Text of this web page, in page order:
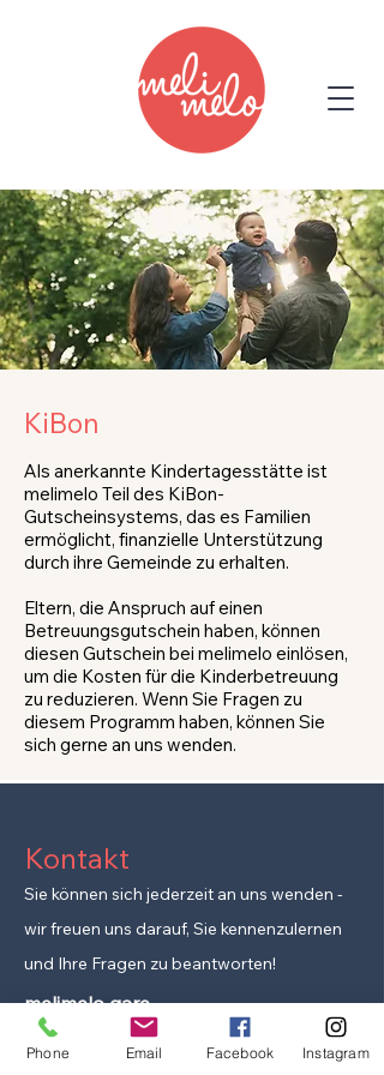
KiBon
Als anerkannte Kindertagesstätte ist
melimelo Teil des KiBon-
Gutscheinsystems, das es Familien
ermöglicht, finanzielle Unterstützung
durch ihre Gemeinde zu erhalten.
Eltern, die Anspruch auf einen
Betreuungsgutschein haben, können
diesen Gutschein bei melimelo einlösen,
um die Kosten für die Kinderbetreuung
zu reduzieren. Wenn Sie Fragen zu
diesem Programm haben, können Sie
sich gerne an uns wenden.
Kontakt
Sie können sich jederzeit an uns wenden -
wir freuen uns darauf, Sie kennenzulernen
und Ihre Fragen zu beantworten!
melimelo gare
rue des marchandises 3
2502 Biel/Bienne
Phone Email Facebook Instagram